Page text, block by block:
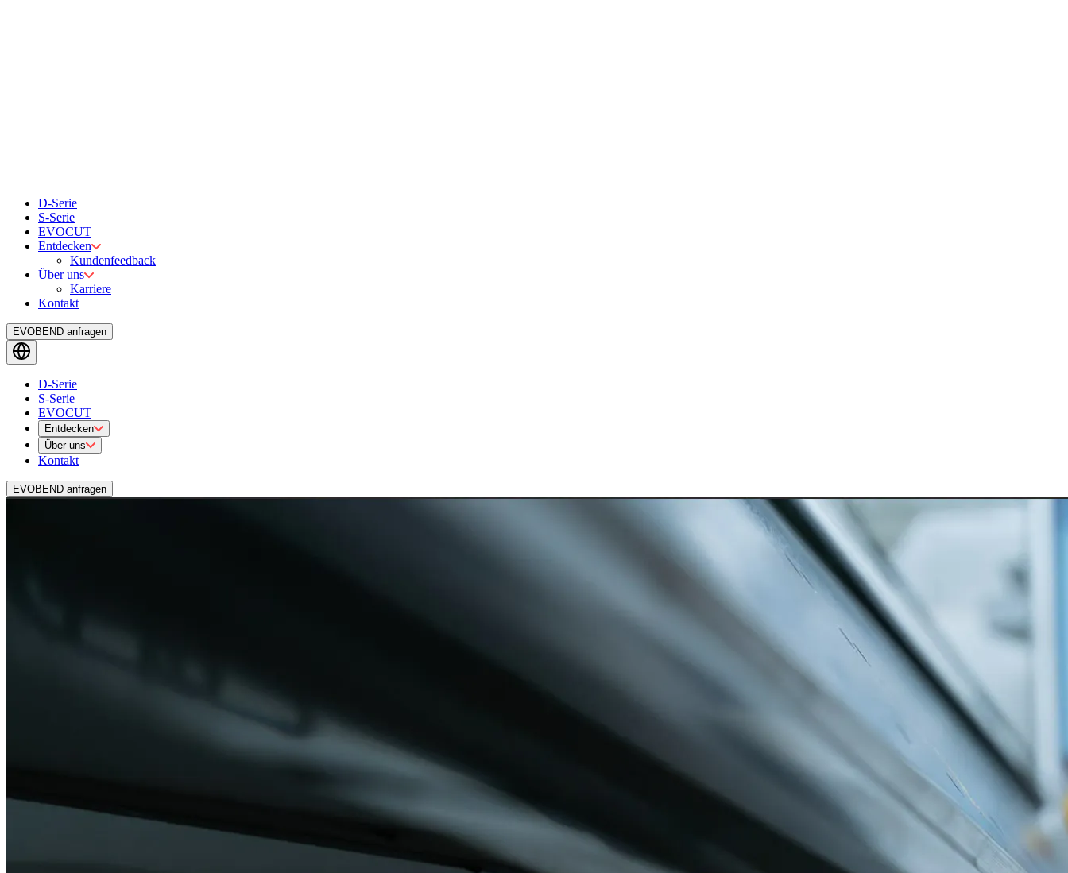
D-Serie
S-Serie
EVOCUT
Entdecken
Kundenfeedback
Über uns
Karriere
Kontakt
EVOBEND anfragen
D-Serie
S-Serie
EVOCUT
Entdecken
Über uns
Kontakt
EVOBEND anfragen